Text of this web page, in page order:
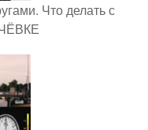
Что делать с